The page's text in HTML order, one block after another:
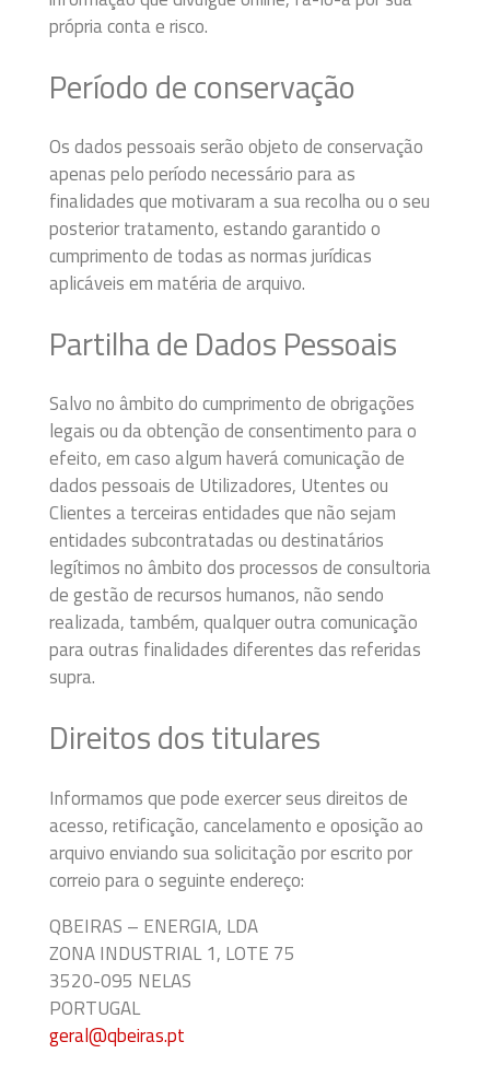
própria conta e risco.
Período de conservação
Os dados pessoais serão objeto de conservação
apenas pelo período necessário para as
finalidades que motivaram a sua recolha ou o seu
posterior tratamento, estando garantido o
cumprimento de todas as normas jurídicas
aplicáveis em matéria de arquivo.
Partilha de Dados Pessoais
Salvo no âmbito do cumprimento de obrigações
legais ou da obtenção de consentimento para o
efeito, em caso algum haverá comunicação de
dados pessoais de Utilizadores, Utentes ou
Clientes a terceiras entidades que não sejam
entidades subcontratadas ou destinatários
legítimos no âmbito dos processos de consultoria
de gestão de recursos humanos, não sendo
realizada, também, qualquer outra comunicação
para outras finalidades diferentes das referidas
supra.
Direitos dos titulares
Informamos que pode exercer seus direitos de
acesso, retificação, cancelamento e oposição ao
arquivo enviando sua solicitação por escrito por
correio para o seguinte endereço:
QBEIRAS – ENERGIA, LDA
ZONA INDUSTRIAL 1, LOTE 75
3520-095 NELAS
PORTUGAL
geral@qbeiras.pt